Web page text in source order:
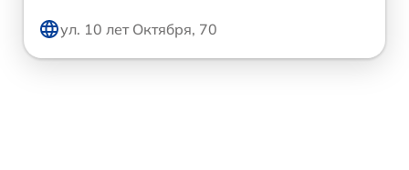
ул. 10 лет Октября, 70